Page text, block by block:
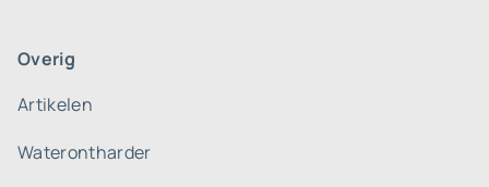
Overig
Artikelen
Waterontharder